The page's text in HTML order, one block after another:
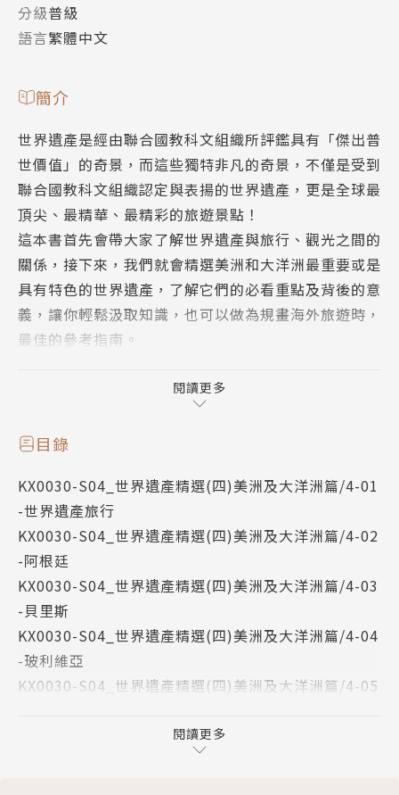
分級普級
語言繁體中文
簡介
世界遺產是經由聯合國教科文組織所評鑑具有「傑出普
世價值」的奇景，而這些獨特非凡的奇景，不僅是受到
聯合國教科文組織認定與表揚的世界遺產，更是全球最
頂尖、最精華、最精彩的旅遊景點！
這本書首先會帶大家了解世界遺產與旅行、觀光之間的
關係，接下來，我們就會精選美洲和大洋洲最重要或是
具有特色的世界遺產，了解它們的必看重點及背後的意
義，讓你輕鬆汲取知識，也可以做為規畫海外旅遊時，
最佳的參考指南。
＊本書為《世界遺產全書》一書之美洲和大洋洲部分精
目錄
世界遺產精選(四)美洲及大洋洲篇
4-1 世界遺產旅行
4-2 阿根廷
4-3 貝里斯
4-4 玻利維亞
4-5 巴西
4-6 加拿大
4-7 智利
閱讀更多
目錄
KX0030-S04_世界遺產精選(四)美洲及大洋洲篇/4-01
-世界遺產旅行
KX0030-S04_世界遺產精選(四)美洲及大洋洲篇/4-02
-阿根廷
KX0030-S04_世界遺產精選(四)美洲及大洋洲篇/4-03
-貝里斯
KX0030-S04_世界遺產精選(四)美洲及大洋洲篇/4-04
-玻利維亞
KX0030-S04_世界遺產精選(四)美洲及大洋洲篇/4-05
KX0030-S04_世界遺產精選(四)美洲及大洋洲篇/4-06
閱讀更多